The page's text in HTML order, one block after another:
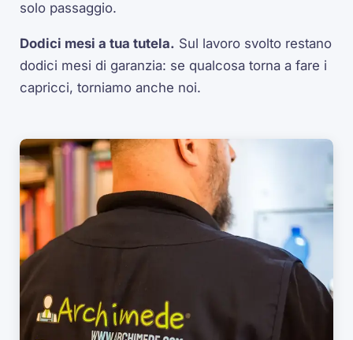
solo passaggio.
Dodici mesi a tua tutela. Sul lavoro svolto restano
dodici mesi di garanzia: se qualcosa torna a fare i
capricci, torniamo anche noi.